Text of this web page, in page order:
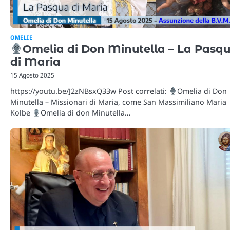
OMELIE
Omelia di Don Minutella – La
di Maria
15 Agosto 2025
https://youtu.be/J2zNBsxQ33w Post correlati:
Omelia di Don
Minutella – Missionari di Maria, come San Massimiliano Maria
Kolbe
Omelia di don Minutella…